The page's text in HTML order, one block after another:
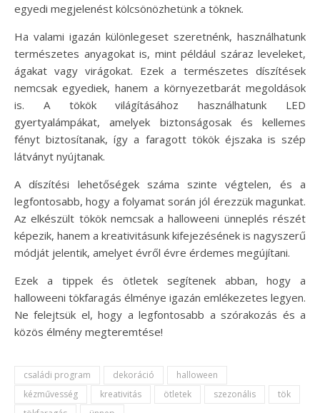
egyedi megjelenést kölcsönözhetünk a töknek.
Ha valami igazán különlegeset szeretnénk, használhatunk
természetes anyagokat is, mint például száraz leveleket,
ágakat vagy virágokat. Ezek a természetes díszítések
nemcsak egyediek, hanem a környezetbarát megoldások
is. A tökök világításához használhatunk LED
gyertyalámpákat, amelyek biztonságosak és kellemes
fényt biztosítanak, így a faragott tökök éjszaka is szép
látványt nyújtanak.
A díszítési lehetőségek száma szinte végtelen, és a
legfontosabb, hogy a folyamat során jól érezzük magunkat.
Az elkészült tökök nemcsak a halloweeni ünneplés részét
képezik, hanem a kreativitásunk kifejezésének is nagyszerű
módját jelentik, amelyet évről évre érdemes megújítani.
Ezek a tippek és ötletek segítenek abban, hogy a
halloweeni tökfaragás élménye igazán emlékezetes legyen.
Ne felejtsük el, hogy a legfontosabb a szórakozás és a
közös élmény megteremtése!
családi program dekoráció
halloween
kézművesség
kreativitás ötletek szezonális
tök